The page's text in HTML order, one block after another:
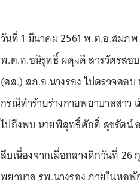
วันที่ 1 มีนาคม 2561 พ.ต.อ.สมภ
พ.ต.ท.อนิรุทธิ์ ผดุงดี สารวัตรสอ
(สส.) สภ.อ.นางรอง ไปตรวจสอ
กรณีทำร้ายร่างกายพยาบาลสาว
ไปถึงพบ นายพิสุทธิ์ศักดิ์ สุขรัตน์
สืบเนื่องจากเมื่อกลางดึกวันที่ 26
พยาบาล รพ.นางรอง ภายในหอพั